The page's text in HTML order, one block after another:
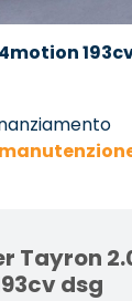
Tayron
dsg